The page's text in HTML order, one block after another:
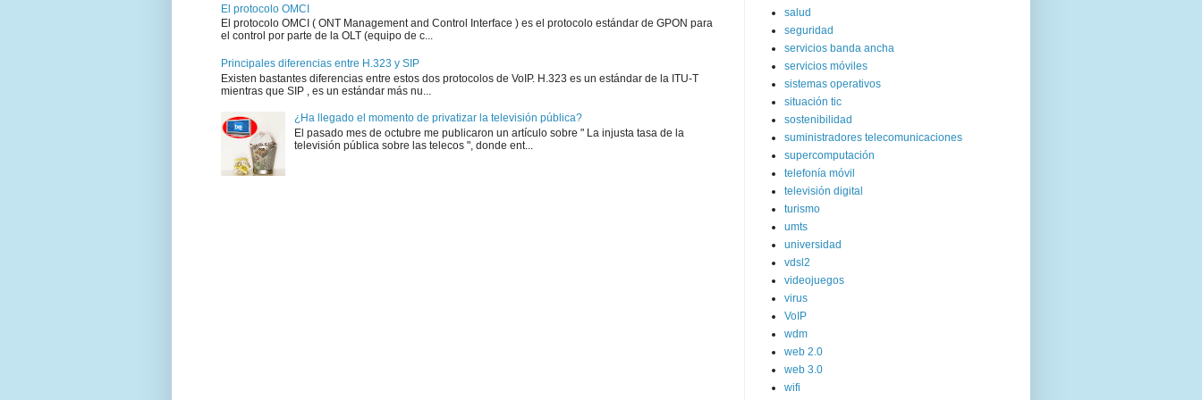
El protocolo OMCI
El protocolo OMCI ( ONT Management and Control Interface ) es el protocolo estándar de GPON para
el control por parte de la OLT (equipo de c...
Principales diferencias entre H.323 y SIP
Existen bastantes diferencias entre estos dos protocolos de VoIP. H.323 es un estándar de la ITU-T
mientras que SIP , es un estándar más nu...
¿Ha llegado el momento de privatizar la televisión pública?
El pasado mes de octubre me publicaron un artículo sobre " La injusta tasa de la
televisión pública sobre las telecos ", donde ent...
salud
seguridad
servicios banda ancha
servicios móviles
sistemas operativos
situación tic
sostenibilidad
suministradores telecomunicaciones
supercomputación
telefonía móvil
televisión digital
turismo
umts
universidad
vdsl2
videojuegos
virus
VoIP
wdm
web 2.0
web 3.0
wifi